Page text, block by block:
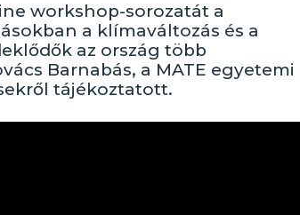
workshop-sorozatát a
a klímaváltozás és a
az ország több
Barnabás, a MATE egyetemi
tájékoztatott.